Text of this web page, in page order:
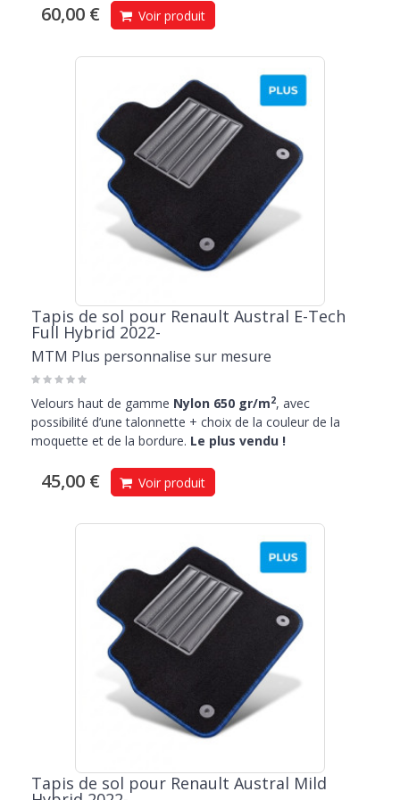
60,00 € Voir produit
Tapis de sol pour Renault Austral E-Tech
Full Hybrid 2022-
MTM Plus personnalise sur mesure
Velours haut de gamme Nylon 650 gr/m2, avec
possibilité d’une talonnette + choix de la couleur de la
moquette et de la bordure. Le plus vendu !
45,00 € Voir produit
Tapis de sol pour Renault Austral Mild